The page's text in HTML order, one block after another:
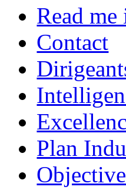
Read
Contact
Plan